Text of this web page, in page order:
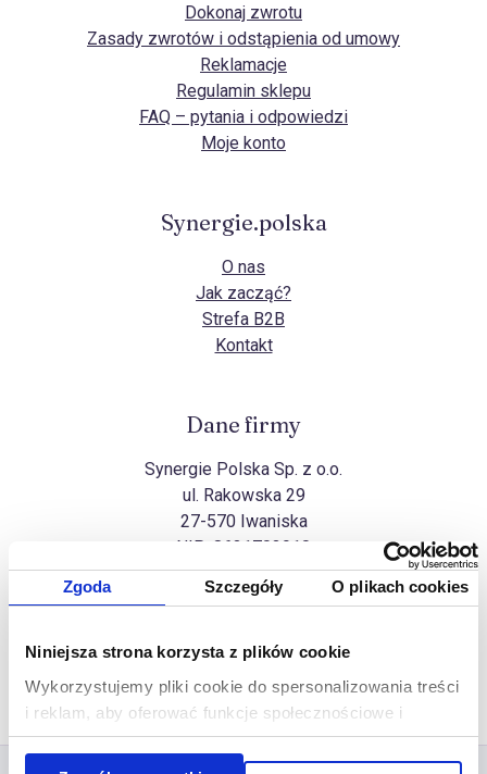
Zgoda Szczegóły O plikach cookies
Niniejsza strona korzysta z plików cookie
Wykorzystujemy pliki cookie do spersonalizowania treści
i reklam, aby oferować funkcje społecznościowe i
analizować ruch w naszej witrynie. Informacje o tym, jak
korzystasz z naszej witryny, udostępniamy partnerom
Dokonaj zwrotu
Zasady zwrotów i odstąpienia od umowy
Reklamacje
Regulamin sklepu
FAQ – pytania i odpowiedzi
Moje konto
Synergie.polska
O nas
Jak zacząć?
Strefa B2B
Kontakt
Dane firmy
Synergie Polska Sp. z o.o.
ul. Rakowska 29
27-570 Iwaniska
NIP: 8631703910
Wszelkie prawa zastrzeżone
RealizacjaIdeo Force&Ideo